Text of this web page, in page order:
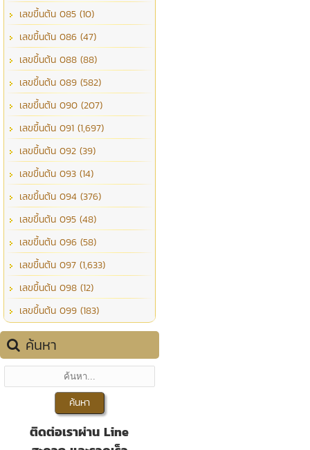
เลขขึ้นต้น 085 (10)
เลขขึ้นต้น 086 (47)
เลขขึ้นต้น 088 (88)
เลขขึ้นต้น 089 (582)
เลขขึ้นต้น 090 (207)
เลขขึ้นต้น 091 (1,697)
เลขขึ้นต้น 092 (39)
เลขขึ้นต้น 093 (14)
เลขขึ้นต้น 094 (376)
เลขขึ้นต้น 095 (48)
เลขขึ้นต้น 096 (58)
เลขขึ้นต้น 097 (1,633)
เลขขึ้นต้น 098 (12)
เลขขึ้นต้น 099 (183)
ค้นหา
ติดต่อเราผ่าน Line